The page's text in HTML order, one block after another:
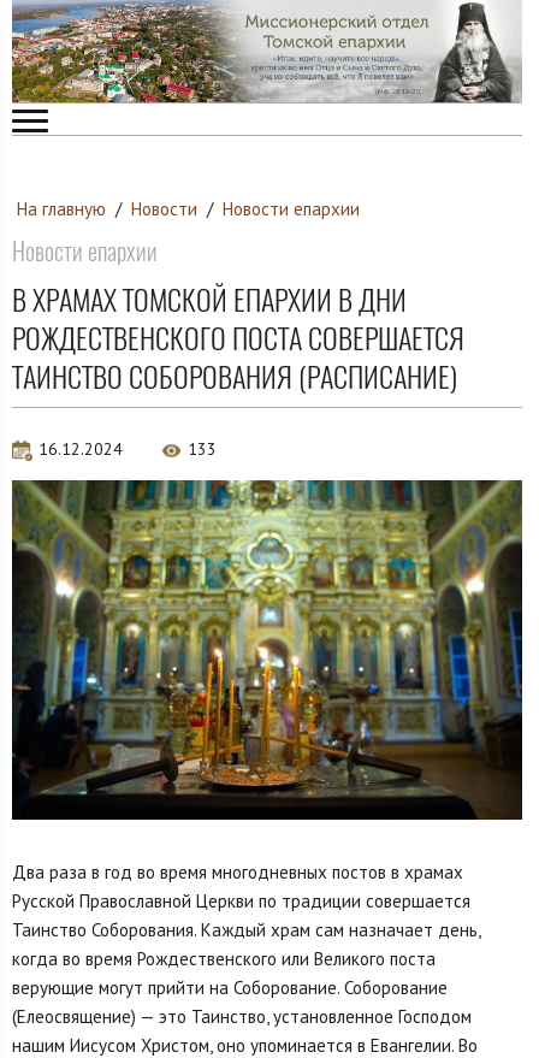
На главную / Новости / Новости епархии
Новости епархии
В ХРАМАХ ТОМСКОЙ ЕПАРХИИ В ДНИ
РОЖДЕСТВЕНСКОГО ПОСТА СОВЕРШАЕТСЯ
ТАИНСТВО СОБОРОВАНИЯ (РАСПИСАНИЕ)
16.12.2024 133
Два раза в год во время многодневных постов в храмах
Русской Православной Церкви по традиции совершается
Таинство Соборования. Каждый храм сам назначает день,
когда во время Рождественского или Великого поста
верующие могут прийти на Соборование. Соборование
(Елеосвящение) — это Таинство, установленное Господом
нашим Иисусом Христом, оно упоминается в Евангелии. Во